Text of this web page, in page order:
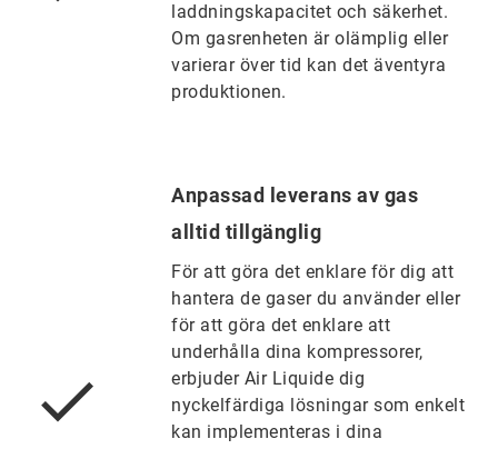
laddningskapacitet och säkerhet.
Om gasrenheten är olämplig eller
varierar över tid kan det äventyra
produktionen.
Anpassad leverans av gas
alltid tillgänglig
För att göra det enklare för dig att
hantera de gaser du använder eller
för att göra det enklare att
underhålla dina kompressorer,
erbjuder Air Liquide dig
nyckelfärdiga lösningar som enkelt
kan implementeras i dina